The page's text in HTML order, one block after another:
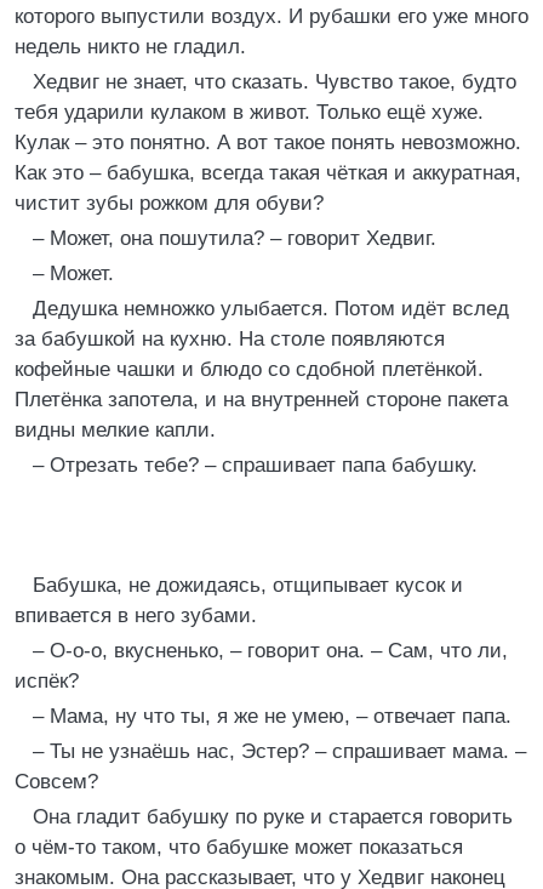
которого выпустили воздух. И рубашки его уже много
недель никто не гладил.
Хедвиг не знает, что сказать. Чувство такое, будто
тебя ударили кулаком в живот. Только ещё хуже.
Кулак – это понятно. А вот такое понять невозможно.
Как это – бабушка, всегда такая чёткая и аккуратная,
чистит зубы рожком для обуви?
– Может, она пошутила? – говорит Хедвиг.
– Может.
Дедушка немножко улыбается. Потом идёт вслед
за бабушкой на кухню. На столе появляются
кофейные чашки и блюдо со сдобной плетёнкой.
Плетёнка запотела, и на внутренней стороне пакета
видны мелкие капли.
– Отрезать тебе? – спрашивает папа бабушку.
Бабушка, не дожидаясь, отщипывает кусок и
впивается в него зубами.
– О-о-о, вкусненько, – говорит она. – Сам, что ли,
испёк?
– Мама, ну что ты, я же не умею, – отвечает папа.
– Ты не узнаёшь нас, Эстер? – спрашивает мама. –
Совсем?
Она гладит бабушку по руке и старается говорить
о чём-то таком, что бабушке может показаться
знакомым. Она рассказывает, что у Хедвиг наконец